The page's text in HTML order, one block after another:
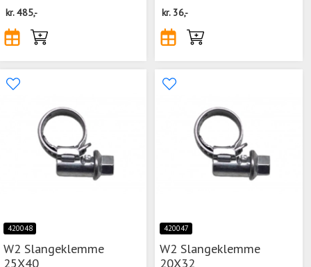
kr.485,- kr. 36,-
420048
W2 Slangeklemme
25X40
420047
W2 Slangeklemme
20X32